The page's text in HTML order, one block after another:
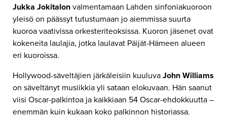
Jukka Jokitalonvalmentamaan Lahden sinfoniakuoroon
yleisö on päässyt tutustumaan jo aiemmissa suurta
kuoroa vaativissa orkesteriteoksissa. Kuoron jäsenet ovat
kokeneita laulajia, jotka laulavat Päijät-Hämeen alueen
eri kuoroissa.
Hollywood-säveltäjien järkäleisiin kuuluvaJohn Williams
on säveltänyt musiikkia yli sataan elokuvaan. Hän saanut
viisi Oscar-palkintoa ja kaikkiaan 54 Oscar-ehdokkuutta –
enemmän kuin kukaan koko palkinnon historiassa.